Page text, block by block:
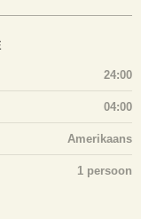
24:00
04:00
Amerikaans
1 persoon